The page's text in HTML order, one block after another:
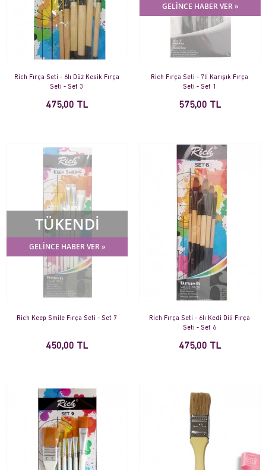
Rich Fırça Seti - 6lı Düz Kesik Fırça
Seti - Set 3
475,00 TL
GELİNCE HABER VER »
Rich Fırça Seti - 7li Karışık Fırça
Seti - Set 1
575,00 TL
TÜKENDİ
GELİNCE HABER VER »
Rich Keep Smile Fırça Seti - Set 7
450,00 TL
Rich Fırça Seti - 6lı Kedi Dili Fırça
Seti - Set 6
475,00 TL